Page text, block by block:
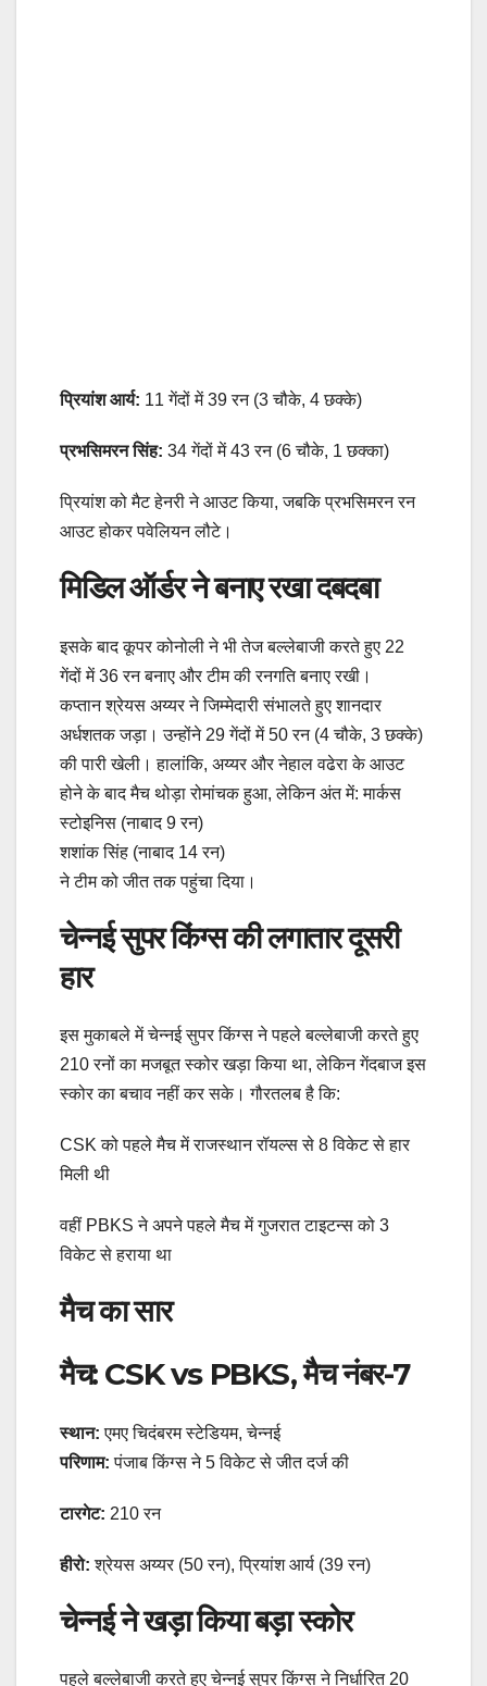
प्रियांश आर्य: 11 गेंदों में 39 रन (3 चौके, 4 छक्के)
प्रभसिमरन सिंह: 34 गेंदों में 43 रन (6 चौके, 1 छक्का)
प्रियांश को मैट हेनरी ने आउट किया, जबकि प्रभसिमरन रन
आउट होकर पवेलियन लौटे।
मिडिल ऑर्डर ने बनाए रखा दबदबा
इसके बाद कूपर कोनोली ने भी तेज बल्लेबाजी करते हुए 22
गेंदों में 36 रन बनाए और टीम की रनगति बनाए रखी।
कप्तान श्रेयस अय्यर ने जिम्मेदारी संभालते हुए शानदार
अर्धशतक जड़ा। उन्होंने 29 गेंदों में 50 रन (4 चौके, 3 छक्के)
की पारी खेली। हालांकि, अय्यर और नेहाल वढेरा के आउट
होने के बाद मैच थोड़ा रोमांचक हुआ, लेकिन अंत में: मार्कस
स्टोइनिस (नाबाद 9 रन)
शशांक सिंह (नाबाद 14 रन)
ने टीम को जीत तक पहुंचा दिया।
चेन्नई सुपर किंग्स की लगातार दूसरी
हार
इस मुकाबले में चेन्नई सुपर किंग्स ने पहले बल्लेबाजी करते हुए
210 रनों का मजबूत स्कोर खड़ा किया था, लेकिन गेंदबाज इस
स्कोर का बचाव नहीं कर सके। गौरतलब है कि:
CSK को पहले मैच में राजस्थान रॉयल्स से 8 विकेट से हार
मिली थी
वहीं PBKS ने अपने पहले मैच में गुजरात टाइटन्स को 3
विकेट से हराया था
मैच का सार
मैच: CSK vs PBKS, मैच नंबर-7
स्थान: एमए चिदंबरम स्टेडियम, चेन्नई
परिणाम: पंजाब किंग्स ने 5 विकेट से जीत दर्ज की
टारगेट: 210 रन
हीरो: श्रेयस अय्यर (50 रन), प्रियांश आर्य (39 रन)
चेन्नई ने खड़ा किया बड़ा स्कोर
पहले बल्लेबाजी करते हुए चेन्नई सुपर किंग्स ने निर्धारित 20